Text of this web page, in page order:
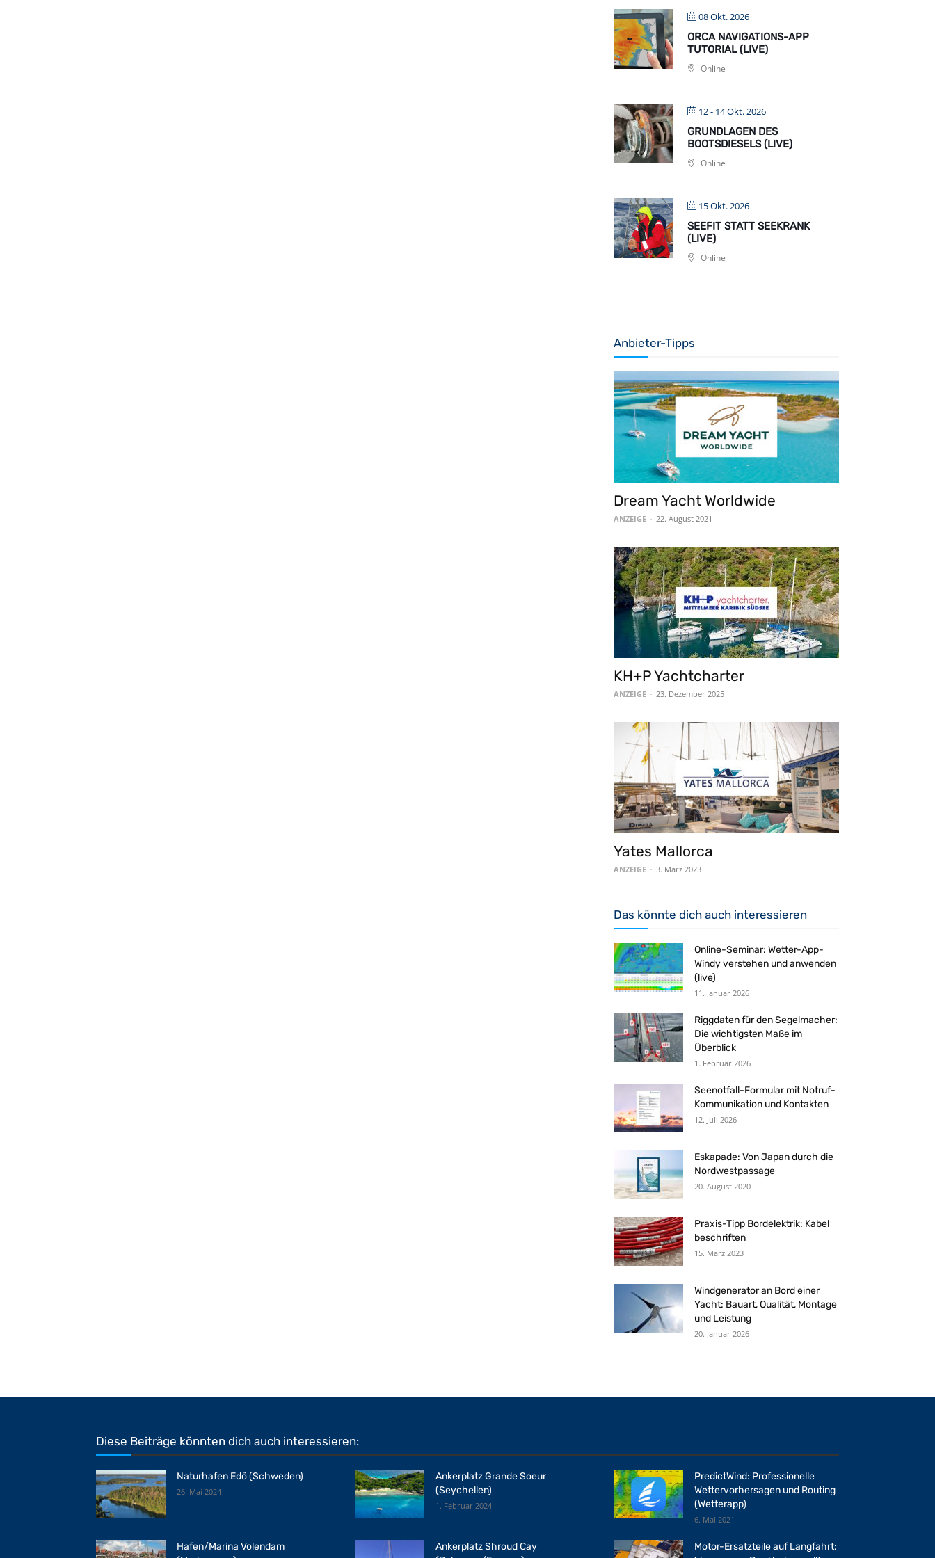
08 Okt. 2026
ORCA NAVIGATIONS-APP
TUTORIAL (LIVE)
Online
12 - 14 Okt. 2026
GRUNDLAGEN DES
BOOTSDIESELS (LIVE)
Online
15 Okt. 2026
SEEFIT STATT SEEKRANK
(LIVE)
Online
Anbieter-Tipps
Dream Yacht Worldwide
ANZEIGE - 22. August 2021
KH+P Yachtcharter
ANZEIGE - 23. Dezember 2025
Yates Mallorca
ANZEIGE - 3. März 2023
Das könnte dich auch interessieren
Online-Seminar: Wetter-App-
Windy verstehen und anwenden
(live)
11. Januar 2026
Riggdaten für den Segelmacher:
Die wichtigsten Maße im
Überblick
1. Februar 2026
Seenotfall-Formular mit Notruf-
Kommunikation und Kontakten
12. Juli 2026
Eskapade: Von Japan durch die
Nordwestpassage
20. August 2020
Praxis-Tipp Bordelektrik: Kabel
beschriften
15. März 2023
Windgenerator an Bord einer
Yacht: Bauart, Qualität, Montage
und Leistung
20. Januar 2026
Diese Beiträge könnten dich auch interessieren:
Naturhafen Edö (Schweden)
26. Mai 2024
Ankerplatz Grande Soeur
(Seychellen)
1. Februar 2024
PredictWind: Professionelle
Wettervorhersagen und Routing
(Wetterapp)
6. Mai 2021
Hafen/Marina Volendam
Ankerplatz Shroud Cay
Motor-Ersatzteile auf Langfahrt: